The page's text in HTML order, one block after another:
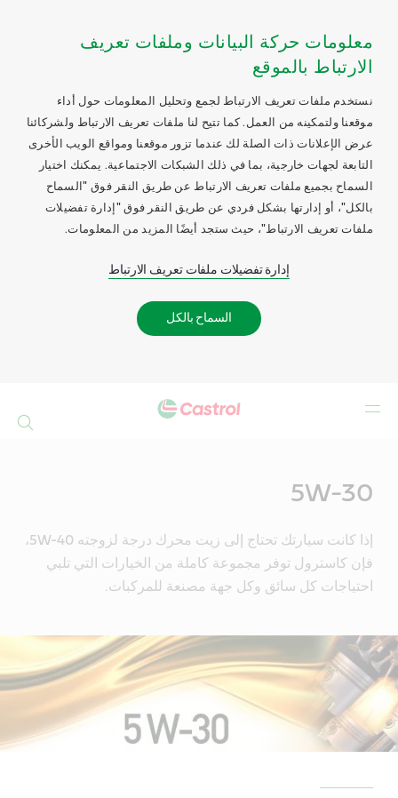
معلومات حركة البيانات وملفات تعريف
الارتباط بالموقع
نستخدم ملفات تعريف الارتباط لجمع وتحليل المعلومات حول أداء
موقعنا ولتمكينه من العمل. كما تتيح لنا ملفات تعريف الارتباط ولشركائنا
عرض الإعلانات ذات الصلة لك عندما تزور موقعنا ومواقع الويب الأخرى
التابعة لجهات خارجية، بما في ذلك الشبكات الاجتماعية. يمكنك اختيار
السماح بجميع ملفات تعريف الارتباط عن طريق النقر فوق "السماح
بالكل"، أو إدارتها بشكل فردي عن طريق النقر فوق "إدارة تفضيلات
ملفات تعريف الارتباط"، حيث ستجد أيضًا المزيد من المعلومات.
إدارة تفضيلات ملفات تعريف الارتباط
السماح بالكل
5W-30
إذا كانت سيارتك تحتاج إلى زيت محرك درجة لزوجته 5W-40،
فإن كاسترول توفر مجموعة كاملة من الخيارات التي تلبي
احتياجات كل سائق وكل جهة مصنعة للمركبات.